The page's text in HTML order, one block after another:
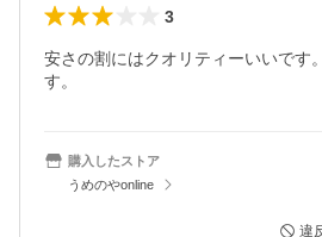
3
安さの割にはクオリティーいいです
す。
購入したストア
うめのやonline
違